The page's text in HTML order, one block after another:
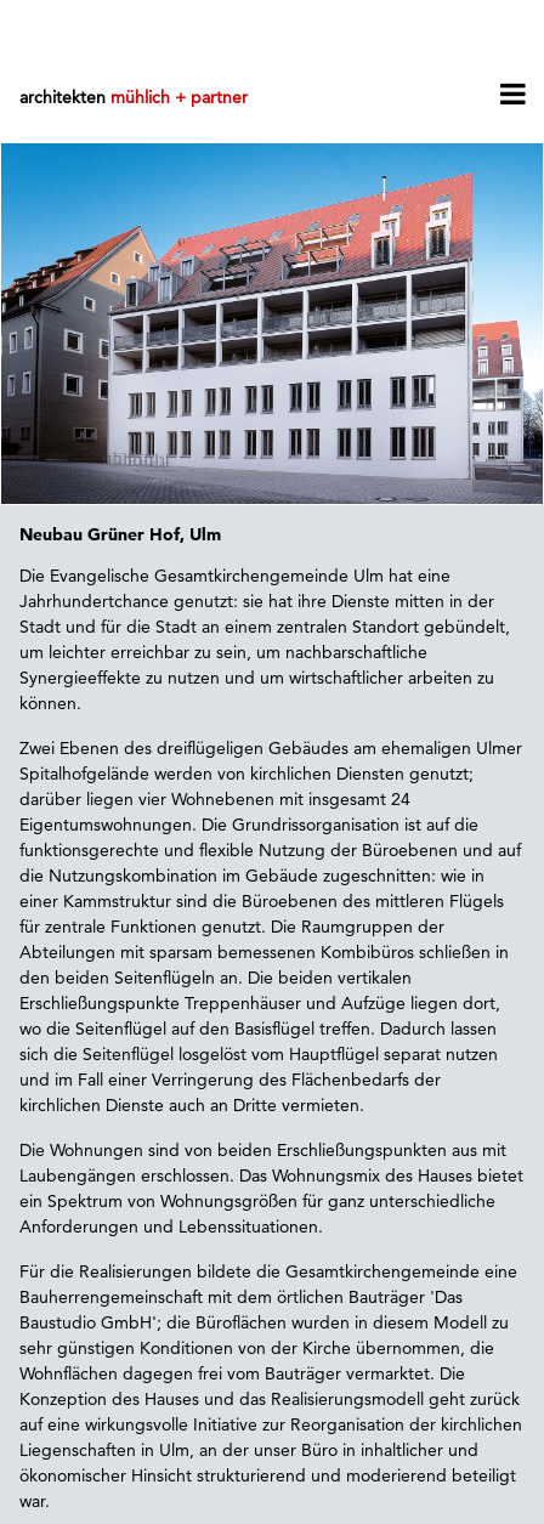
architekten mühlich + partner
Neubau Grüner Hof, Ulm
Die Evangelische Gesamtkirchengemeinde Ulm hat eine
Jahrhundertchance genutzt: sie hat ihre Dienste mitten in der
Stadt und für die Stadt an einem zentralen Standort gebündelt,
um leichter erreichbar zu sein, um nachbarschaftliche
Synergieeffekte zu nutzen und um wirtschaftlicher arbeiten zu
können.
Zwei Ebenen des dreiflügeligen Gebäudes am ehemaligen Ulmer
Spitalhofgelände werden von kirchlichen Diensten genutzt;
darüber liegen vier Wohnebenen mit insgesamt 24
Eigentumswohnungen. Die Grundrissorganisation ist auf die
funktionsgerechte und flexible Nutzung der Büroebenen und auf
die Nutzungskombination im Gebäude zugeschnitten: wie in
einer Kammstruktur sind die Büroebenen des mittleren Flügels
für zentrale Funktionen genutzt. Die Raumgruppen der
Abteilungen mit sparsam bemessenen Kombibüros schließen in
den beiden Seitenflügeln an. Die beiden vertikalen
Erschließungspunkte Treppenhäuser und Aufzüge liegen dort,
wo die Seitenflügel auf den Basisflügel treffen. Dadurch lassen
sich die Seitenflügel losgelöst vom Hauptflügel separat nutzen
und im Fall einer Verringerung des Flächenbedarfs der
kirchlichen Dienste auch an Dritte vermieten.
Die Wohnungen sind von beiden Erschließungspunkten aus mit
Laubengängen erschlossen. Das Wohnungsmix des Hauses bietet
ein Spektrum von Wohnungsgrößen für ganz unterschiedliche
Anforderungen und Lebenssituationen.
Für die Realisierungen bildete die Gesamtkirchengemeinde eine
Bauherrengemeinschaft mit dem örtlichen Bauträger 'Das
Baustudio GmbH'; die Büroflächen wurden in diesem Modell zu
sehr günstigen Konditionen von der Kirche übernommen, die
Wohnflächen dagegen frei vom Bauträger vermarktet. Die
Konzeption des Hauses und das Realisierungsmodell geht zurück
auf eine wirkungsvolle Initiative zur Reorganisation der kirchlichen
Liegenschaften in Ulm, an der unser Büro in inhaltlicher und
ökonomischer Hinsicht strukturierend und moderierend beteiligt
war.